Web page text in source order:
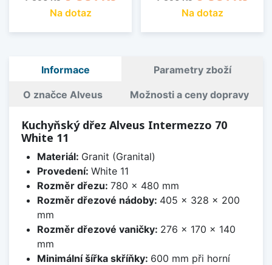
Na dotaz Na dotaz
Informace Parametry zboží
O značce Alveus Možnosti a ceny dopravy
Kuchyňský dřez Alveus Intermezzo 70
White 11
Materiál: Granit (Granital)
Provedení: White 11
Rozměr dřezu: 780 x 480 mm
Rozměr dřezové nádoby: 405 x 328 x 200
mm
Rozměr dřezové vaničky: 276 x 170 x 140
mm
Minimální šířka skříňky: 600 mm při horní